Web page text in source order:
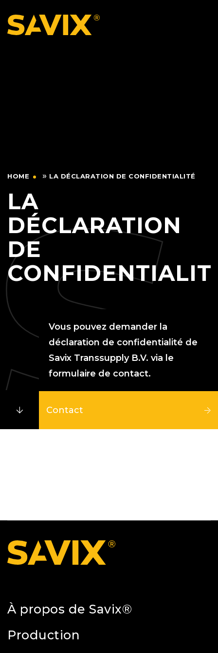
HOME » LA DÉCLARATION DE CONFIDENTIALITÉ
LA
DÉCLARATION
DE
Vous pouvez demander la
déclaration de confidentialité de
Savix Transsupply B.V. via le
formulaire de contact.
Contact
À propos de Savix®
Production